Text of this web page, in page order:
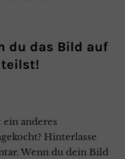
du das Bild auf
teilst!
anderes
Hinterlasse
Wenn du dein Bild